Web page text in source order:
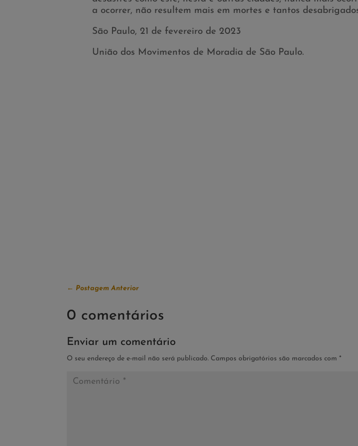
a ocorrer, não resultem mais em mortes e tantos
São Paulo, 21 de fevereiro de 2023
União dos Movimentos de Moradia de São Paulo.
← Postagem Anterior
0 comentários
Enviar um comentário
O seu endereço de e-mail não será publicado. Campos obrigatórios são marcados com*